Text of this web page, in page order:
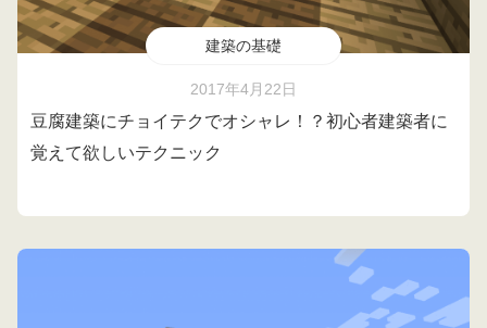
建築の基礎
2017年4月22日
豆腐建築にチョイテクでオシャレ！？初心者建築者に
覚えて欲しいテクニック